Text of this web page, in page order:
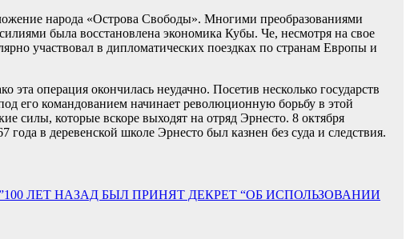
народа «Острова Свободы». Многими преобразованиями
была восстановлена экономика Кубы. Че, несмотря на свое
участвовал в дипломатических поездках по странам Европы и
операция окончилась неудачно. Посетив несколько государств
его командованием начинает революционную борьбу в этой
силы, которые вскоре выходят на отряд Эрнесто. 8 октября
в деревенской школе Эрнесто был казнен без суда и следствия.
100 ЛЕТ НАЗАД БЫЛ ПРИНЯТ ДЕКРЕТ “ОБ ИСПОЛЬЗОВАНИИ